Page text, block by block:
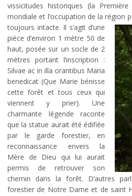
vissicitudes historiques (la
mondiale et l’occupation de la région
toujours intacte. Il s’agit d’une
pièce d’environ 1 mètre 50 de
haut, posée sur un socle de 2
mètres portant l’inscription :
Silvae ac in illa orantibus Maria
benedicat (Que Marie bénisse
cette forêt et tous ceux qui
viennent y prier). Une
charmante légende raconte
que la statue aurait été édifiée
par le garde forestier, en
reconnaissance envers la
Mère de Dieu qui lui aurait
permis de retrouver son
chemin dans la forêt. D’autres
forestier de Notre Dame et de saint